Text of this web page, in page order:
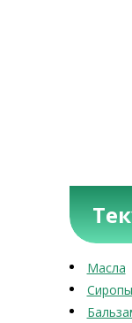
Масла
Сиропы